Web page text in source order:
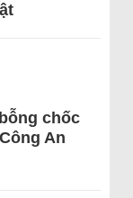
chốc
An